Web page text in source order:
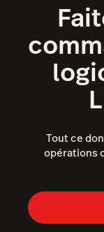
Order
Payments
Inventaire
Pulse app
Intégrations
Multi-site
Tout ce
opérations